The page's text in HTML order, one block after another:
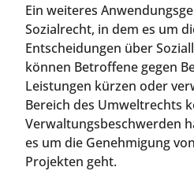
Ein weiteres
Sozialrecht, in dem es um
Entscheidungen über
können Betroffene gegen
Leistungen kürzen oder
Bereich des Umweltrechts
Verwaltungsbeschwerden
es um die Genehmigung
Projekten geht.